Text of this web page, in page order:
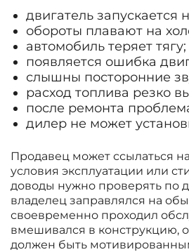
двигатель запускается
обороты плавают на
автомобиль теряет тягу;
появляется ошибка
слышны посторонние
расход топлива резко
после ремонта
дилер не может
Продавец может ссылаться
условия эксплуатации или
доводы нужно проверять по
владелец заправлялся на
своевременно проходил
вмешивался в конструкцию,
должен быть